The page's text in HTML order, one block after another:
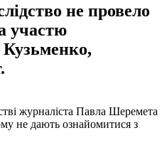
не провело
участю
Кузьменко,
журналіста Павла Шеремета
не дають ознайомитися з